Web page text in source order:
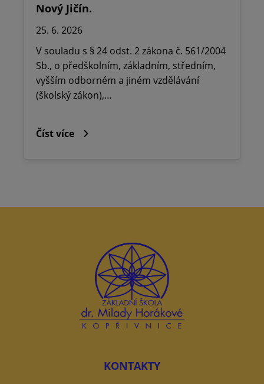
Nový Jičín.
25. 6. 2026
V souladu s § 24 odst. 2 zákona č. 561/2004
Sb., o předškolním, základním, středním,
vyšším odborném a jiném vzdělávání
(školský zákon),…
Číst více
KONTAKTY